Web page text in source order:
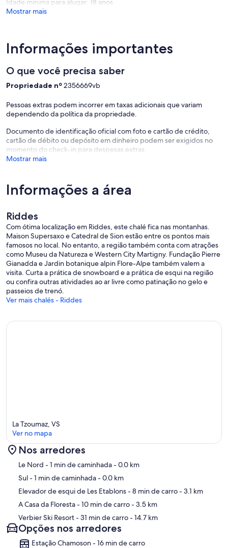
Idade mínima para alugar: 18 anos
Mostrar mais
Informações importantes
O que você precisa saber
Propriedade nº2356669vb
Pessoas extras podem incorrer em taxas adicionais que variam
dependendo da política da propriedade.
Documento de identificação oficial com foto e cartão de crédito,
cartão de débito ou depósito em dinheiro podem ser exigidos no
momento do check-in para despesas extras.
Mostrar mais
Informações a área
Riddes
Com ótima localização em Riddes, este chalé fica nas montanhas.
Maison Supersaxo e Catedral de Sion estão entre os pontos mais
famosos no local. No entanto, a região também conta com atrações
como Museu da Natureza e Western City Martigny. Fundação Pierre
Gianadda e Jardin botanique alpin Flore-Alpe também valem a
visita. Curta a prática de snowboard e a prática de esqui na região
ou confira outras atividades ao ar livre como patinação no gelo e
passeios de trenó.
Ver mais chalés - Riddes
Mapa
La Tzoumaz, VS
Ver no mapa
Nos arredores
Le Nord - 1 min de caminhada- 0.0 km
Sul- 1 min de caminhada- 0.0 km
Elevador de esqui de Les Etablons- 8 min de carro- 3.1 km
A Casa da Floresta- 10 min de carro- 3.5 km
Verbier Ski Resort- 31 min de carro- 14.7 km
Opções nos arredores
Estação Chamoson - 16 min de carro